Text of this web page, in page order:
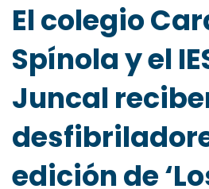
El colegio
Spínola y el
Juncal
edición de